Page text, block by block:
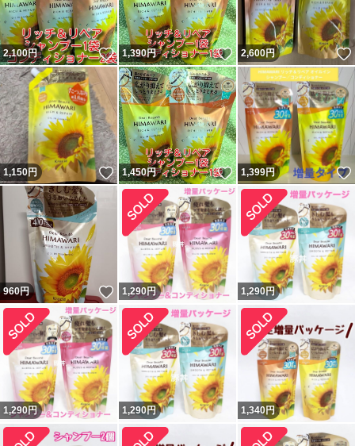
2,100円 いいね！
1,390円 いいね！
2,600円
1,150円 いいね！
1,450円 いいね！
1,399円
960円 いいね！
1,290円 1,290円
1,290円 1,290円 1,340円